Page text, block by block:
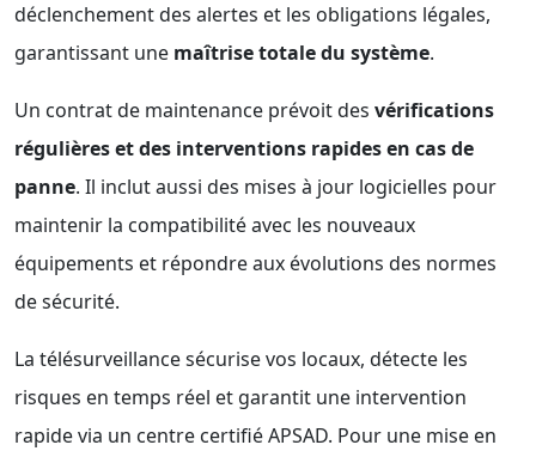
déclenchement des alertes et les obligations légales,
garantissant une maîtrise totale du système.
Un contrat de maintenance prévoit des vérifications
régulières et des interventions rapides en cas de
panne. Il inclut aussi des mises à jour logicielles pour
maintenir la compatibilité avec les nouveaux
équipements et répondre aux évolutions des normes
de sécurité.
La télésurveillance sécurise vos locaux, détecte les
risques en temps réel et garantit une intervention
rapide via un centre certifié APSAD. Pour une mise en